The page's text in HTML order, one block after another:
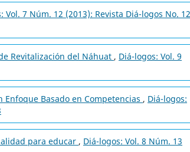
Vol. 7 Núm. 12 (2013): Revista Diá-logos No.
Revitalización del Náhuat , Diá-logos: Vol. 9
Basado en Competencias , Diá-logos:
para educar , Diá-logos: Vol. 8 Núm. 13